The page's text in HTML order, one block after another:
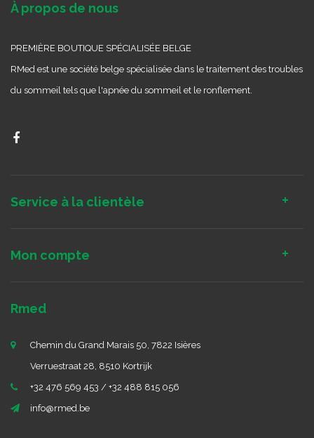
À propos de nous
PREMIÈRE BOUTIQUE SPÉCIALISÉE BELGE
RMed est une société belge spécialisée dans le traitement des troubles
du sommeil tels que l'apnée du sommeil et le ronflement.
Service à la clientèle
Mon compte
Rmed
Chemin du Grand Marais 50, 7822 Isières
Verruestraat 28, 8510 Kortrijk
+32 476 569 453 / +32 488 815 056
info@rmed.be